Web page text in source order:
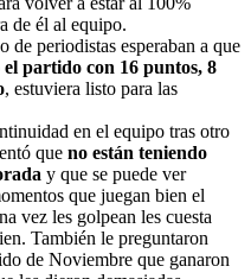
de él al equipo.
periodistas esperaban a que
partido con 16 puntos, 8
, estuviera listo para las
en el equipo tras otro
que no están teniendo
y que se puede ver
que juegan bien el
vez les golpean les cuesta
También le preguntaron
de Noviembre que ganaron